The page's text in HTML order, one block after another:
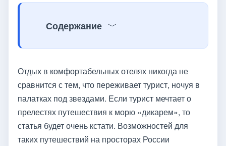
Содержание
Отдых в комфортабельных отелях никогда не
сравнится с тем, что переживает турист, ночуя в
палатках под звездами. Если турист мечтает о
прелестях путешествия к морю «дикарем», то
статья будет очень кстати. Возможностей для
таких путешествий на просторах России